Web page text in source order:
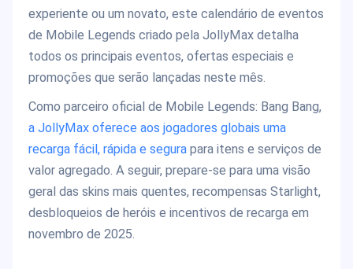
experiente ou um novato, este calendário de eventos
de Mobile Legends criado pela JollyMax detalha
todos os principais eventos, ofertas especiais e
promoções que serão lançadas neste mês.
Como parceiro oficial de Mobile Legends: Bang Bang,
a JollyMax oferece aos jogadores globais uma
recarga fácil, rápida e segura para itens e serviços de
valor agregado. A seguir, prepare-se para uma visão
geral das skins mais quentes, recompensas Starlight,
desbloqueios de heróis e incentivos de recarga em
novembro de 2025.